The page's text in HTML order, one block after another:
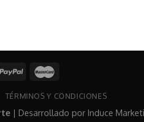
TÉRMINOS Y CONDICIONES
| Desarrollado por Induce